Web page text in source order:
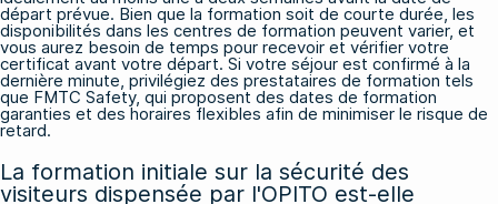
départ prévue. Bien que la formation soit de courte durée, les
disponibilités dans les centres de formation peuvent varier, et
vous aurez besoin de temps pour recevoir et vérifier votre
certificat avant votre départ. Si votre séjour est confirmé à la
dernière minute, privilégiez des prestataires de formation tels
que FMTC Safety, qui proposent des dates de formation
garanties et des horaires flexibles afin de minimiser le risque de
retard.
La formation initiale sur la sécurité des
visiteurs dispensée par l'OPITO est-elle